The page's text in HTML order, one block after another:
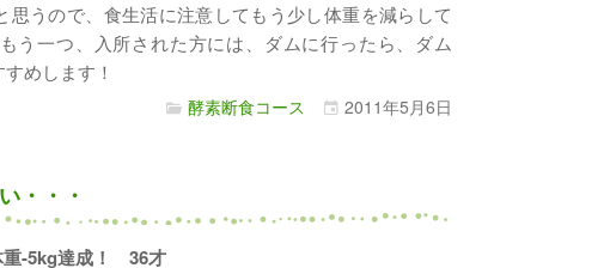
思うので、食生活に注意してもう少し体重を減らして
う一つ、入所された方には、ダムに行ったら、ダム
めします！
酵素断食コース 2011年5月6日
・・・
-5kg達成！ 36才